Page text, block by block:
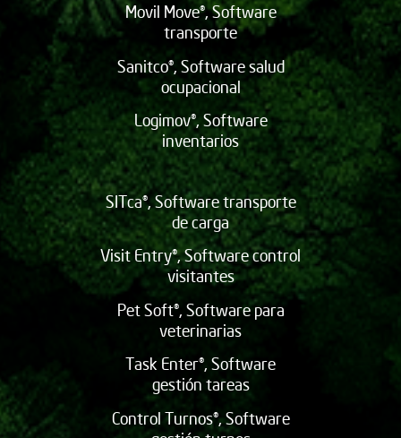
Movil Move®, Software
transporte
Sanitco®, Software salud
ocupacional
Logimov®, Software
inventarios
SITca®, Software transporte
de carga
Visit Entry®, Software control
visitantes
Pet Soft®, Software para
veterinarias
Task Enter®, Software
gestión tareas
Control Turnos®, Software